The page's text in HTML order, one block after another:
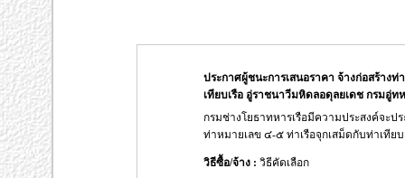
ประกาศผู้ชนะการเสนอราคา จ้างก่อสร้าง
เทียบเรือ อู่ราชนาวีมหิดลอดุลยเดช กรมอู่ท
กรมช่างโยธาทหารเรือมีความประสงค์จะป
ท่าหมายเลข ๔-๕ ท่าเรือจุกเสม็ดกับท่าเทีย
วิธีซื้อ/จ้าง : วิธีคัดเลือก